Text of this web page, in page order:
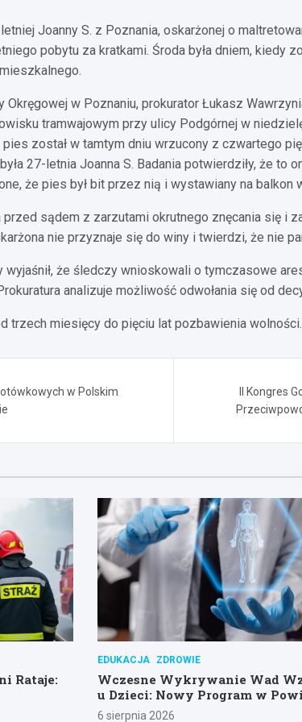
Joanny S. z Poznania, oskarżonej o
pobytu za kratkami. Środa była dniem, kiedy
w Poznaniu, prokurator Łukasz
tramwajowym przy ulicy Podgórnej w
został w tamtym dniu wrzucony z czwartego
27-letnia Joanna S. Badania potwierdziły, że to
że pies był bit przez nią i wystawiany na balkon
przed sądem z zarzutami okrutnego znęcania się i
nie przyznaje się do winy i twierdzi, że nie
że śledczy wnioskowali o tymczasowe
analizuje możliwość odwołania się od
trzech miesięcy do pięciu lat pozbawienia wolności.
w Polskim
II Kongres
Rataje:
EDUKACJA ZDROWIE
Wczesne Wykrywanie Wad
u Dzieci: Nowy Program w
Poznańskim
6 sierpnia 2026